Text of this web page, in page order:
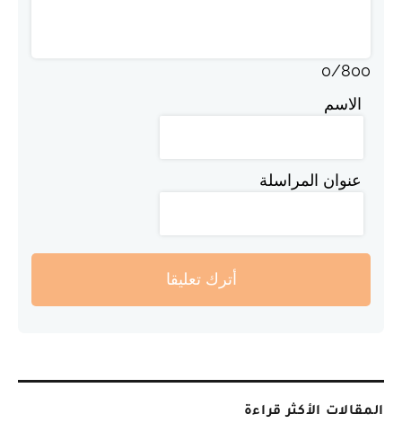
0/800
الاسم
عنوان المراسلة
أترك تعليقا
المقالات الأكثر قراءة